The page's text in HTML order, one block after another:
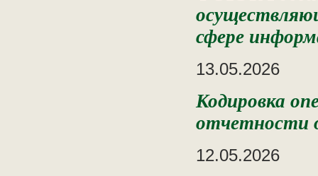
сфере
13.05.2026
Кодировка
отчетности
12.05.2026